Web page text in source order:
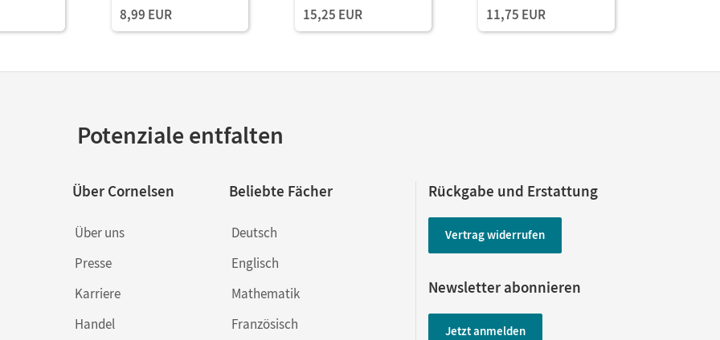
8,99 EUR 15,25 EUR 11,75 EUR
Potenziale entfalten
Über Cornelsen
Über uns
Presse
Karriere
Handel
Beliebte Fächer
Deutsch
Englisch
Mathematik
Französisch
Rückgabe und Erstattung
Vertrag widerrufen
Newsletter abonnieren
Jetzt anmelden